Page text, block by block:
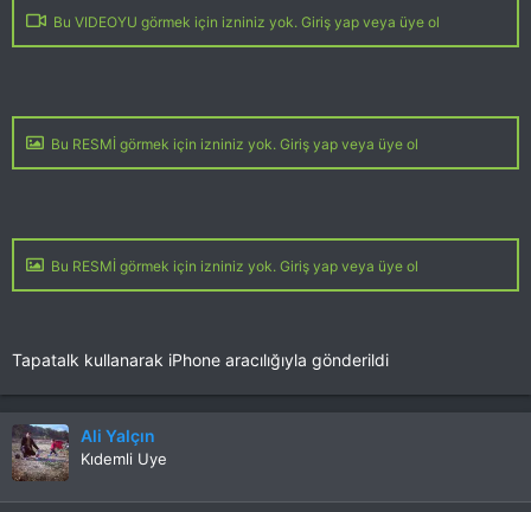
Bu VIDEOYU görmek için izniniz yok. Giriş yap veya üye ol
Bu RESMİ görmek için izniniz yok. Giriş yap veya üye ol
Bu RESMİ görmek için izniniz yok. Giriş yap veya üye ol
Tapatalk kullanarak iPhone aracılığıyla gönderildi
Ali Yalçın
Kıdemli Uye